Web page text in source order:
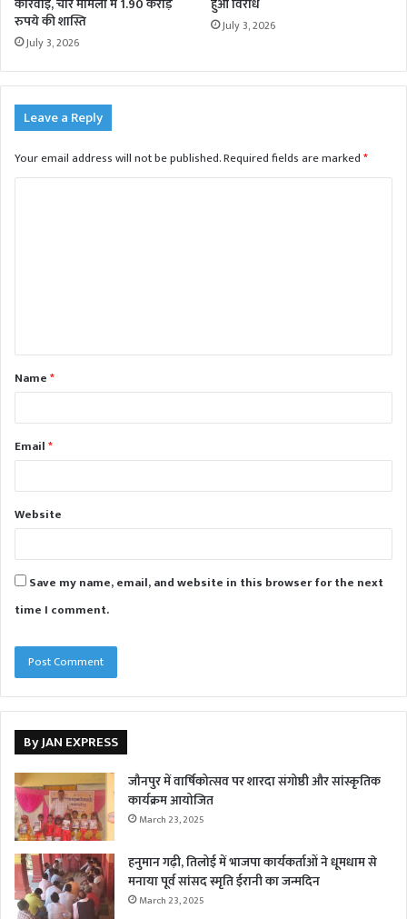
रुपये की शास्ति
July 3, 2026
July 3, 2026
Leave a Reply
Your email address will not be published.Required fields are marked*
t
*Name*
Email*
Website
Save my name, email, and website in this browser for the next
time I comment.
By JAN EXPRESS
जौनपुर में वार्षिकोत्सव पर शारदा संगोष्ठी और सांस्कृतिक
कार्यक्रम आयोजित
March 23, 2025
हनुमान गढ़ी, तिलोई में भाजपा कार्यकर्ताओं ने धूमधाम से
मनाया पूर्व सांसद स्मृति ईरानी का जन्मदिन
March 23, 2025